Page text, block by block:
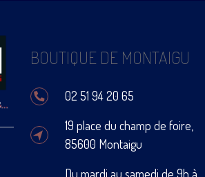
BOUTIQUE DE MONTAIGU
02 51 94 20 65
19 place du champ de foire,
85600 Montaigu
Du mardi au samedi de 9h à